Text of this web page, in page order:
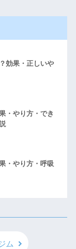
効果・正しいや
・やり方・でき
・やり方・呼吸
ム